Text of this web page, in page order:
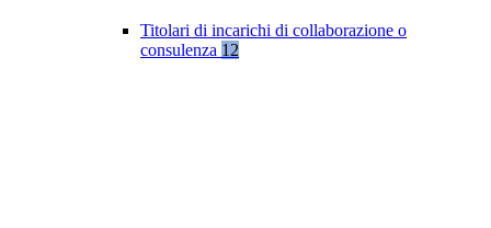
Titolari di incarichi di collaborazione o
consulenza 12